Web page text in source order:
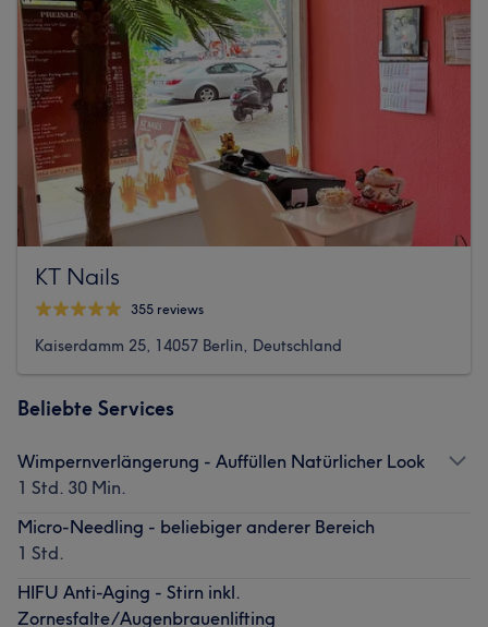
KT Nails
355 reviews
Kaiserdamm 25, 14057 Berlin, Deutschland
Beliebte Services
Wimpernverlängerung - Auffüllen Natürlicher Look
1 Std. 30 Min.
Micro-Needling - beliebiger anderer Bereich
1 Std.
HIFU Anti-Aging - Stirn inkl.
Zornesfalte/Augenbrauenlifting